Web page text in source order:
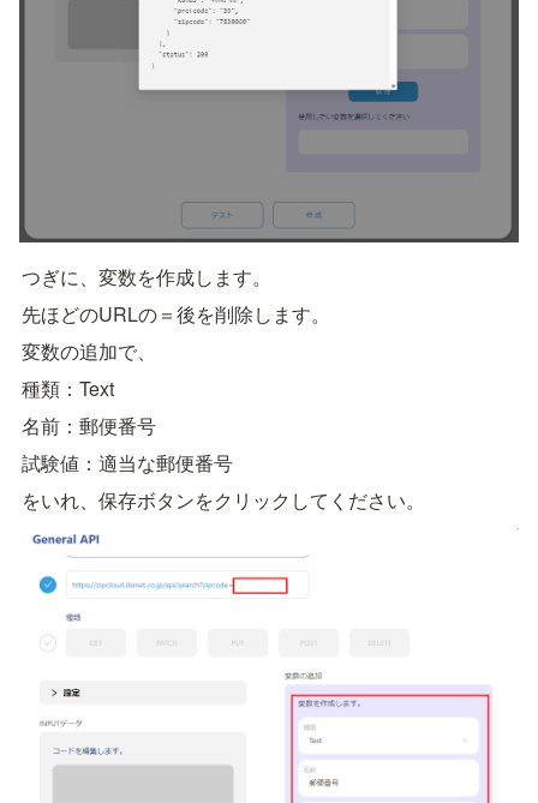
つぎに、変数を作成します。
先ほどのURLの＝後を削除します。
変数の追加で、
種類：Text
名前：郵便番号
試験値：適当な郵便番号
をいれ、保存ボタンをクリックしてください。